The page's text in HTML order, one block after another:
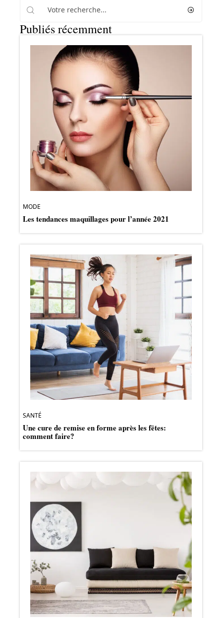
Publiés récemment
MODE
Les tendances maquillages pour l’année 2021
SANTÉ
Une cure de remise en forme après les fêtes:
comment faire?